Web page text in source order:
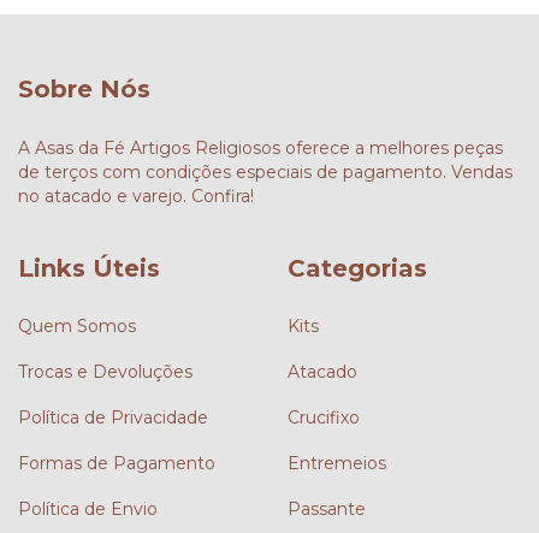
Sobre Nós
A Asas da Fé Artigos Religiosos oferece a melhores peças
de terços com condições especiais de pagamento. Vendas
no atacado e varejo. Confira!
Links Úteis
Quem Somos
Trocas e Devoluções
Política de Privacidade
Formas de Pagamento
Política de Envio
Categorias
Kits
Atacado
Crucifixo
Entremeios
Passante